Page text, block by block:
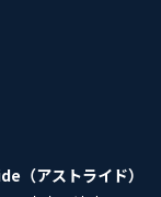
（アストライド）